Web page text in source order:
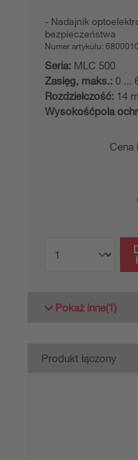
Nadajnik
bezpieczeństwa
Numer artykułu:
Seria: MLC 500
Zasięg, maks.: 0 ...
Rozdzielczość: 14
Wysokośćpola
Cena
Pokaż inne(1)
Produkt łączony